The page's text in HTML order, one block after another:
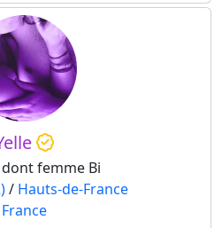
femme Bi
/ Hauts-de-France
France